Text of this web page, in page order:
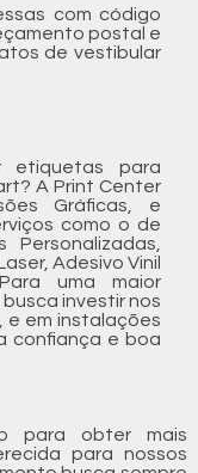
com código
postal e
de vestibular
etiquetas para
A Print Center
Gráficas, e
como o de
Personalizadas,
Adesivo Vinil
uma maior
investir nos
e em instalações
confiança e boa
para obter mais
para nossos